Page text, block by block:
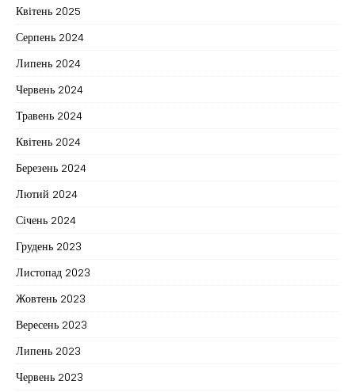
Квітень 2025
Серпень 2024
Липень 2024
Червень 2024
Травень 2024
Квітень 2024
Березень 2024
Лютий 2024
Січень 2024
Грудень 2023
Листопад 2023
Жовтень 2023
Вересень 2023
Липень 2023
Червень 2023